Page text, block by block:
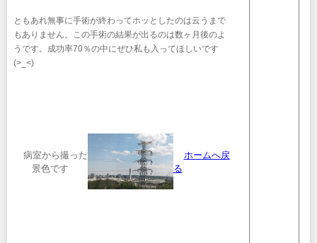
ともあれ無事に手術が終わってホッとしたのは云うまで
もありません。この手術の結果が出るのは数ヶ月後のよ
うです。成功率70％の中にぜひ私も入ってほしいです
(>_<)
病室から撮った
景色です
ホームへ戻
る